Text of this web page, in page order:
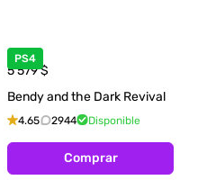
PS4
5 579$
Bendy and the Dark Revival
4.65 2944 Disponible
Comprar